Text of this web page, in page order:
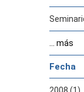
... más
Fecha